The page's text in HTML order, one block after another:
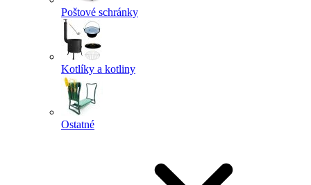
Poštové schránky
Kotlíky a kotliny
Ostatné